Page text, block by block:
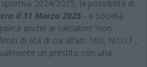
2024/2025, la possibilità di
il 31 Marzo 2025- a Società
anche ai calciatori “non
di età di cui all’art. 100, N.O.I.F.,
un prestito con una